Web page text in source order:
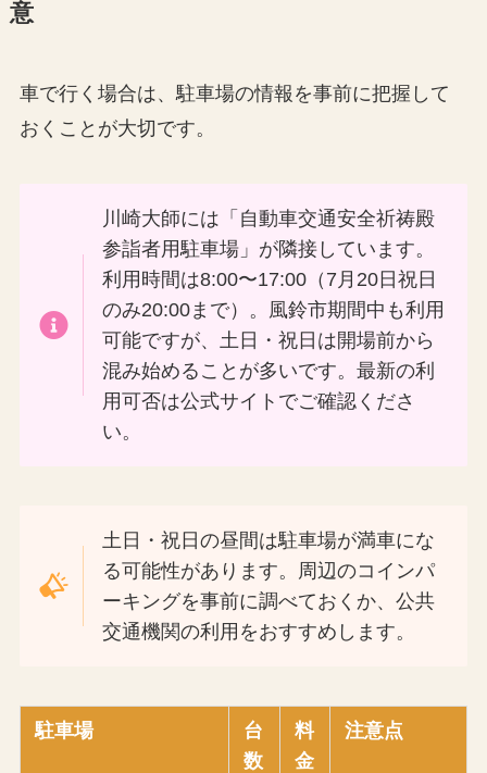
意
車で行く場合は、駐車場の情報を事前に把握して
おくことが大切です。
川崎大師には「自動車交通安全祈祷殿
参詣者用駐車場」が隣接しています。
利用時間は8:00〜17:00（7月20日祝日
のみ20:00まで）。風鈴市期間中も利用
可能ですが、土日・祝日は開場前から
混み始めることが多いです。最新の利
用可否は公式サイトでご確認くださ
い。
土日・祝日の昼間は駐車場が満車にな
る可能性があります。周辺のコインパ
ーキングを事前に調べておくか、公共
交通機関の利用をおすすめします。
駐車場
台
数
料
金
注意点